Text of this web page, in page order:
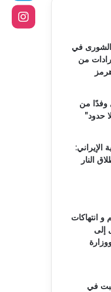
في
من
وفدًا من
حدود”
الإيراني:
النار
و انتهاكات
إلى
في